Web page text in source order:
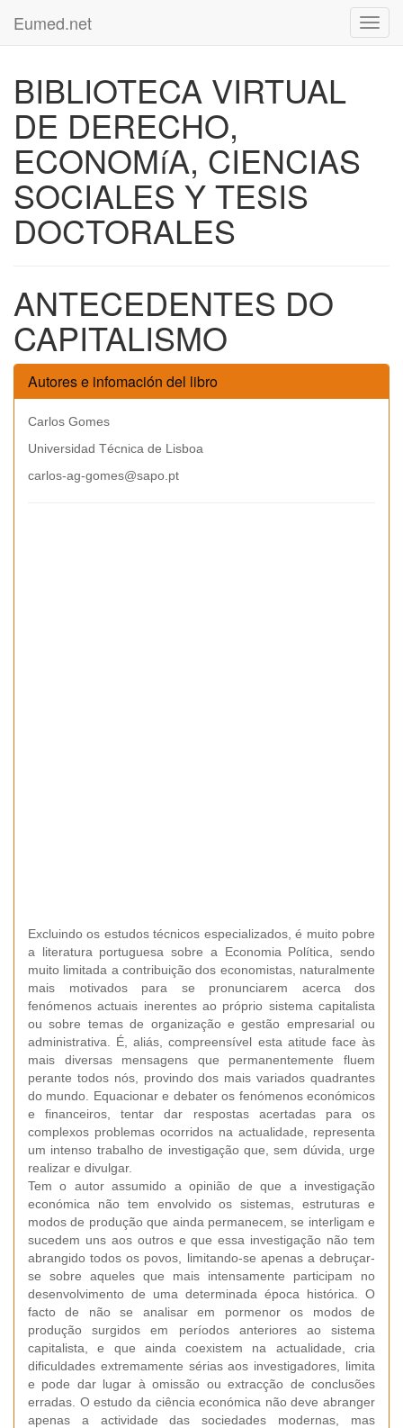
Eumed.net
BIBLIOTECA VIRTUAL
DE DERECHO,
ECONOMíA, CIENCIAS
SOCIALES Y TESIS
DOCTORALES
ANTECEDENTES DO
CAPITALISMO
Autores e infomación del libro
Carlos Gomes
Universidad Técnica de Lisboa
carlos-ag-gomes@sapo.pt
Excluindo os estudos técnicos especializados, é muito pobre
a literatura portuguesa sobre a Economia Política, sendo
muito limitada a contribuição dos economistas, naturalmente
mais motivados para se pronunciarem acerca dos
fenómenos actuais inerentes ao próprio sistema capitalista
ou sobre temas de organização e gestão empresarial ou
administrativa. É, aliás, compreensível esta atitude face às
mais diversas mensagens que permanentemente fluem
perante todos nós, provindo dos mais variados quadrantes
do mundo. Equacionar e debater os fenómenos económicos
e financeiros, tentar dar respostas acertadas para os
complexos problemas ocorridos na actualidade, representa
um intenso trabalho de investigação que, sem dúvida, urge
realizar e divulgar.
Tem o autor assumido a opinião de que a investigação
económica não tem envolvido os sistemas, estruturas e
modos de produção que ainda permanecem, se interligam e
sucedem uns aos outros e que essa investigação não tem
abrangido todos os povos, limitando-se apenas a debruçar-
se sobre aqueles que mais intensamente participam no
desenvolvimento de uma determinada época histórica. O
facto de não se analisar em pormenor os modos de
produção surgidos em períodos anteriores ao sistema
capitalista, e que ainda coexistem na actualidade, cria
dificuldades extremamente sérias aos investigadores, limita
e pode dar lugar à omissão ou extracção de conclusões
erradas. O estudo da ciência económica não deve abranger
apenas a actividade das sociedades modernas, mas